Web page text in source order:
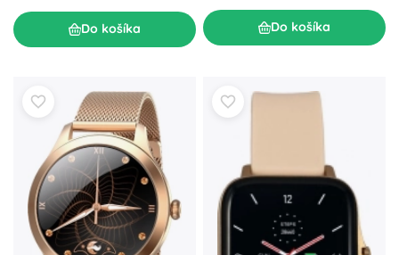
Do košíka Do košíka